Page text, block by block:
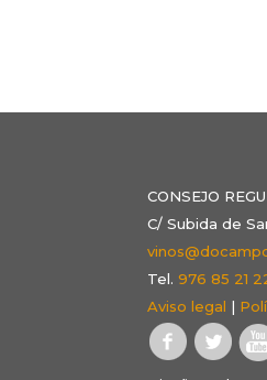
CONSEJO
C/ Subida de
Tel.976 85 21
Aviso legal |